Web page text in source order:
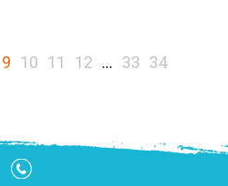
9 10 11 12 ... 33 34